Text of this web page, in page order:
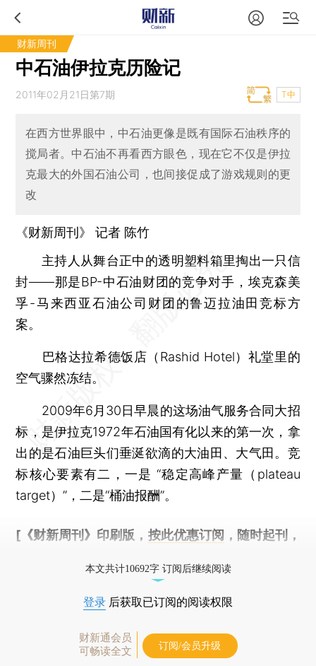
财新周刊
中石油伊拉克历险记
2011年02月21日第7期 T中
在西方世界眼中，中石油更像是既有国际石油秩序的
搅局者。中石油不再看西方眼色，现在它不仅是伊拉
克最大的外国石油公司，也间接促成了游戏规则的更
改
《财新周刊》 记者 陈竹
主持人从舞台正中的透明塑料箱里掏出一只信
封——那是BP-中石油财团的竞争对手，埃克森美
孚-马来西亚石油公司财团的鲁迈拉油田竞标方
案。
巴格达拉希德饭店（Rashid Hotel）礼堂里的
空气骤然冻结。
2009年6月30日早晨的这场油气服务合同大招
标，是伊拉克1972年石油国有化以来的第一次，拿
出的是石油巨头们垂涎欲滴的大油田、大气田。竞
标核心要素有二，一是 “稳定高峰产量（plateau
target）”，二是“桶油报酬”。
[《财新周刊》印刷版， 按此优惠订阅 ，随时起刊，
本文共计10692字 订阅后继续阅读
登录 后获取已订阅的阅读权限
财新通会员
可畅读全文
订阅/会员升级